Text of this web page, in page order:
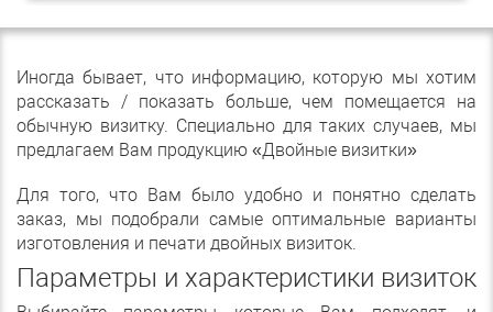
Иногда бывает, что информацию, которую мы хотим
рассказать / показать больше, чем помещается на
обычную визитку. Специально для таких случаев, мы
предлагаем Вам продукцию «Двойные визитки»
Для того, что Вам было удобно и понятно сделать
заказ, мы подобрали самые оптимальные варианты
изготовления и печати двойных визиток.
Параметры и характеристики визиток